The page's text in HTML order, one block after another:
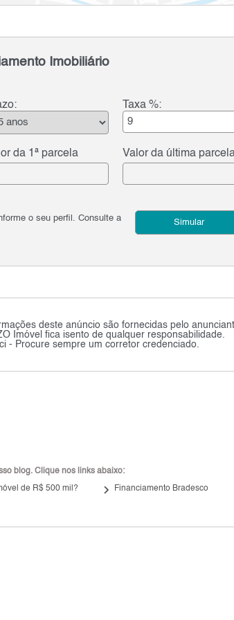
Imobiliário
Taxa %:
da 1ª parcela Valor da última
o seu perfil. Consulte a
Simular
deste anúncio são fornecidas pelo
Imóvel fica isento de qualquer responsabilidade.
- Procure sempre um corretor credenciado.
blog. Clique nos links abaixo:
de R$ 500 mil? keyboard_arrow_right Financiamento Bradesco